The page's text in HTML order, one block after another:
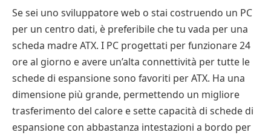
Se sei uno sviluppatore web o stai costruendo un PC
per un centro dati, è preferibile che tu vada per una
scheda madre ATX. I PC progettati per funzionare 24
ore al giorno e avere un’alta connettività per tutte le
schede di espansione sono favoriti per ATX. Ha una
dimensione più grande, permettendo un migliore
trasferimento del calore e sette capacità di schede di
espansione con abbastanza intestazioni a bordo per